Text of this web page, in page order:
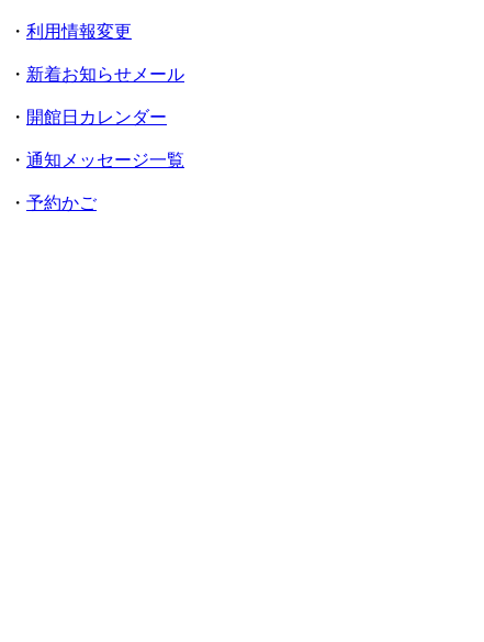
・ 利用情報変更
・ 新着お知らせメール
・ 開館日カレンダー
・ 通知メッセージ一覧
・ 予約かご